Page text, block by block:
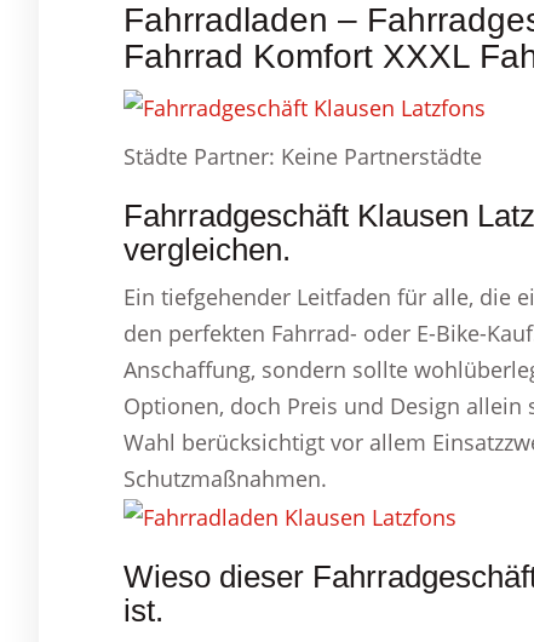
Fahrradladen –
Fahrrad Komfort XXXL
Städte Partner: Keine Partnerstädte
Fahrradgeschäft Klausen
vergleichen.
Ein tiefgehender Leitfaden für alle, die
den perfekten Fahrrad- oder E-Bike-
Anschaffung, sondern sollte
Optionen, doch Preis und Design
Wahl berücksichtigt vor allem
Schutzmaßnahmen.
Wieso dieser
ist.